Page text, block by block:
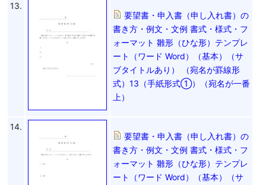
13.
要望書・申入書（申し入れ書）の
書き方・例文・文例 書式・様式・フ
ォーマット 雛形（ひな形）テンプレ
ート（ワード Word）（基本）（サ
ブタイトルあり） （宛名が罫線形
式）13（手紙形式①）（宛名が一番
上）
14.
要望書・申入書（申し入れ書）の
書き方・例文・文例 書式・様式・フ
ォーマット 雛形（ひな形）テンプレ
ート（ワード Word）（基本）（サ